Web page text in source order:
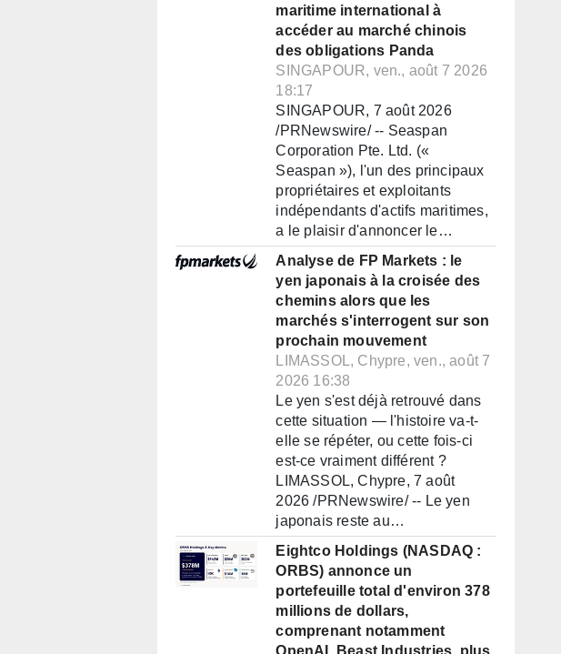
maritime international à
accéder au marché chinois
des obligations Panda
SINGAPOUR, ven., août 7 2026
18:17
SINGAPOUR, 7 août 2026
/PRNewswire/ -- Seaspan
Corporation Pte. Ltd. («
Seaspan »), l'un des principaux
propriétaires et exploitants
indépendants d'actifs maritimes,
a le plaisir d'annoncer le…
Analyse de FP Markets : le
yen japonais à la croisée des
chemins alors que les
marchés s'interrogent sur son
prochain mouvement
LIMASSOL, Chypre, ven., août 7
2026 16:38
Le yen s'est déjà retrouvé dans
cette situation — l'histoire va-t-
elle se répéter, ou cette fois-ci
est-ce vraiment différent ?
LIMASSOL, Chypre, 7 août
2026 /PRNewswire/ -- Le yen
japonais reste au…
Eightco Holdings (NASDAQ :
ORBS) annonce un
portefeuille total d'environ 378
millions de dollars,
comprenant notamment
OpenAI, Beast Industries, plus